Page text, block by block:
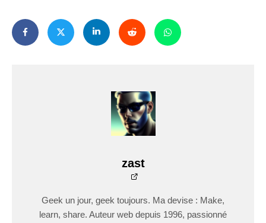
zast
Geek un jour, geek toujours. Ma devise : Make,
learn, share. Auteur web depuis 1996, passionné